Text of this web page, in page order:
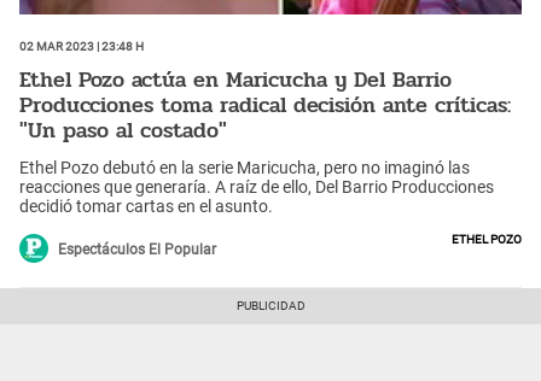
02 Mar 2023 | 23:48 h
Ethel Pozo actúa en Maricucha y Del Barrio
Producciones toma radical decisión ante críticas:
"Un paso al costado"
Ethel Pozo debutó en la serie Maricucha, pero no imaginó las
reacciones que generaría. A raíz de ello, Del Barrio Producciones
decidió tomar cartas en el asunto.
Espectáculos El Popular
Ethel Pozo